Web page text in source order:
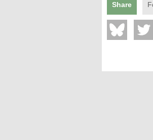
Share